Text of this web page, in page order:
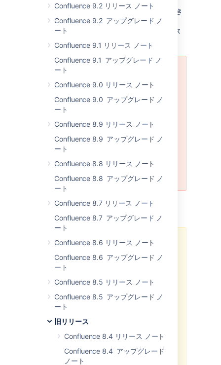
Confluence 9.2 リリース ノート
Confluence 9.2 アップグレード ノ
ート
Confluence 9.1 リリース ノート
Confluence 9.1 アップグレード ノ
ート
Confluence 9.0 リリース ノート
Confluence 9.0 アップグレード ノ
ート
Confluence 8.9 リリース ノート
Confluence 8.9 アップグレード ノ
ート
Confluence 8.8 リリース ノート
Confluence 8.8 アップグレード ノ
ート
Confluence 8.7 リリース ノート
Confluence 8.7 アップグレード ノ
ート
Confluence 8.6 リリース ノート
Confluence 8.6 アップグレード ノ
ート
Confluence 8.5 リリース ノート
Confluence 8.5 アップグレード ノ
ート
旧リリース
Confluence 8.4 リリース ノート
Confluence 8.4 アップグレード
ノート
Confluence はとても簡単にアップグレードでき
ます。アップグレードする前に、
confluence.home ディレクトリとデータベース
をバックアップすることを強くお勧めします。
Upgrades from 1.4.2 and earlier
If you are upgrading from
Confluence 1.4.2 or earlier, you
(seeCONF-4765), such as adding
a space as a favorite. To work
upgrade. This will be fixed in
Confluence 2.0.2.
Macro/Plugin Compatibility
Necessary changes were made to
the Confluence rendering
subsystem during the
development of Confluence 2.0
that may render some third-party
plugins (especially macros)
inoperable. If you upgrade
Confluence and find that macros
or plugins are not operating
correctly, try removing all files
from[confluence-